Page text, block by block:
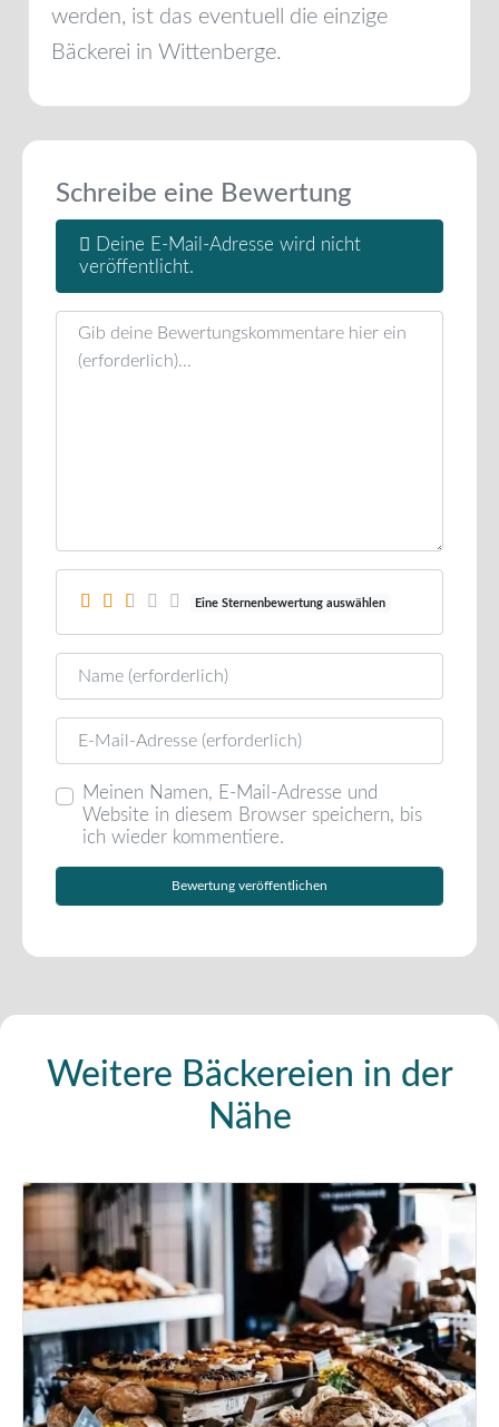
werden, ist das eventuell die einzige
Bäckerei in Wittenberge.
Schreibe eine Bewertung
Deine E-Mail-Adresse wird nicht
veröffentlicht.
Rezensionstext
Eine Sternenbewertung auswählen
Name
E-Mail
Meinen Namen, E-Mail-Adresse und
Website in diesem Browser speichern, bis
ich wieder kommentiere.
Weitere Bäckereien in der
Nähe